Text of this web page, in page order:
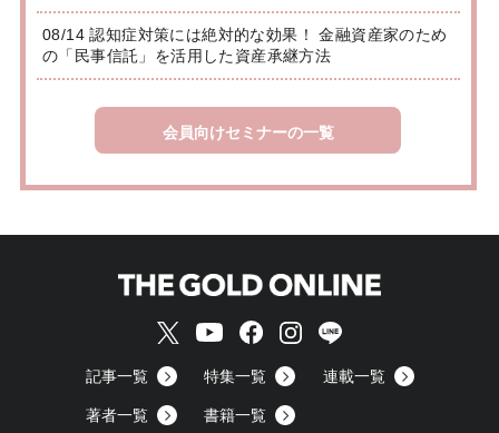
08/14 認知症対策には絶対的な効果！ 金融資産家のため
の「民事信託」を活用した資産承継方法
会員向けセミナーの一覧
記事一覧 特集一覧 連載一覧
著者一覧 書籍一覧